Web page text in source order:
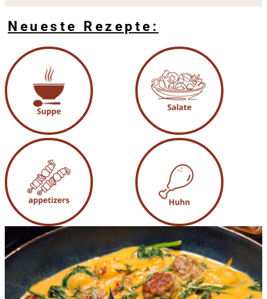
Neueste Rezepte: